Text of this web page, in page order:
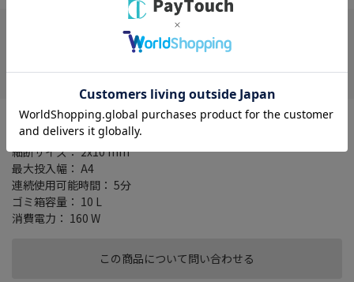
この商品について問い合わせる
在庫がありません
タイプ： 自動
細断形状： クロスカット
細断サイズ： 2x10 mm
最大投入幅： A4
連続使用可能時間： 5分
ゴミ箱容量： 10 L
消費電力： 160 W